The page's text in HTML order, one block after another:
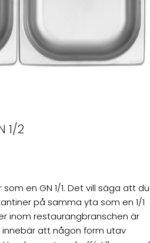
1/2
en GN 1/1. Det vill säga att du
på samma yta som en 1/1
inom restaurangbranschen är
att någon form utav